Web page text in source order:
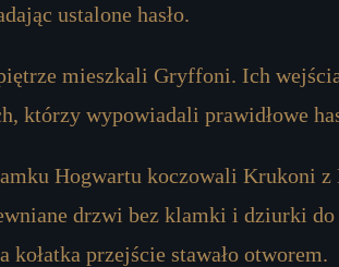
ustalone hasło.
mieszkali Gryffoni. Ich
którzy wypowiadali prawidłowe
Hogwartu koczowali Krukoni z
drzwi bez klamki i dziurki
kołatka przejście stawało otworem.